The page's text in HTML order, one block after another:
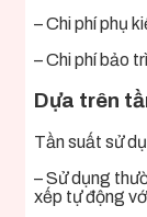
– Chi phí phụ
– Chi phí bảo
Dựa trên
Tần suất sử
– Sử dụng
xếp tự động